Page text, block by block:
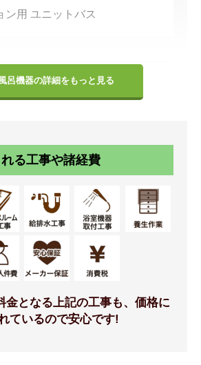
呂機器の詳細をもっと見る
ン用 ユニットバス
器
単色
Lパネル全面張り(つや消し)
[LE701/EBホワイト]
標準仕様モデル
る工事や諸経費
金となる上記の工事も、価格に
ているので安心です!